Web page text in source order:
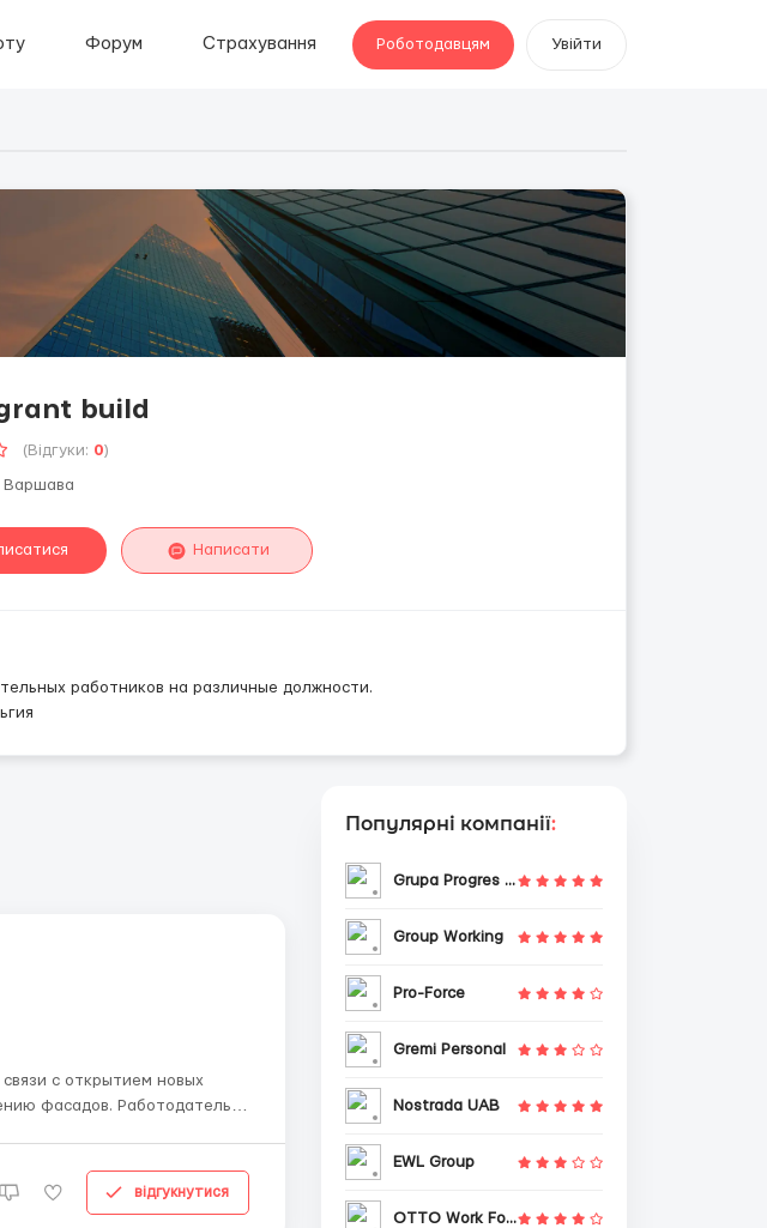
Форум Страхування Роботодавцям Увійти
build
(Відгуки: 0)
Варшава
Написати
работников на различные должности.
Работодатель
- Возможност...
відгукнутися
Популярні компанії:
Grupa Progres Sp. z o.o.
Group Working
Pro-Force
Gremi Personal
Nostrada UAB
EWL Group
OTTO Work Force